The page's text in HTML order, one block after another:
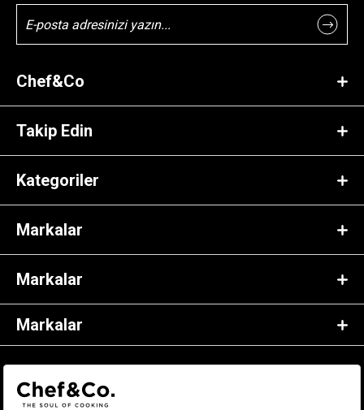
Chef&Co
Takip Edin
Kategoriler
Markalar
Markalar
Markalar